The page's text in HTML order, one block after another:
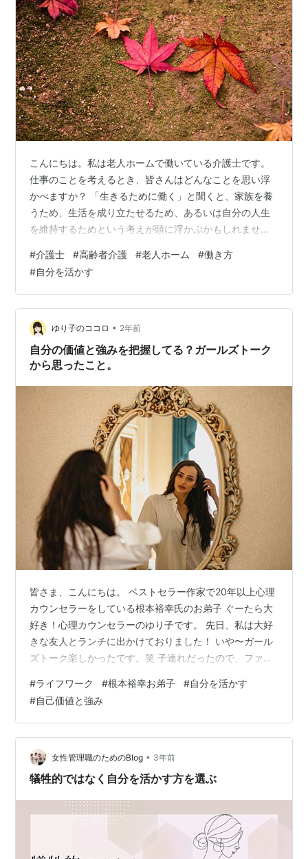
こんにちは。私は老人ホームで働いている介護士です。
仕事のことを考えるとき、皆さんはどんなことを思い浮
かべますか？ 「生きるために働く」と聞くと、家族を養
うため、生活を成り立たせるため、あるいは自分の人生
を維持するためという考えが頭に浮かぶかもしれませ
もあります。それは、自分の個性や能力を最大限に発揮
し、働くことで自分らしさを見つけていく生き方です。
この2つの視点は、一見すると対立しているように感じら
れるかもしれません。しかし、日々の仕事を通じて私
は、この2つが決して相反するものではないと気づきまし
た。むしろ、どちらも大切で、どちらか一方だけ…
#介護士 #高齢者介護 #老人ホーム #働き方
#自分を活かす
ゆり子のココロ • 2年前
自分の価値と強みを把握してる？ガールズトーク
から思ったこと。
皆さま、こんにちは。 ベストセラー作家で20年以上心理
カウンセラーをしている根本裕幸氏のお弟子 ぐーたら大
好き！心理カウンセラーのゆり子です。 先日、私は大好
きな友人とランチに出かけておりました！ いや〜ガール
ズトーク楽しかったです。笑 子連れだったので、ファミ
リキャリ系自立系武闘派女子です。 いつも忙しく動き回
っていて、前世はマグロ？🐟と思うくらいエネルギッシ
ュ！笑 競争の激しい世界で男性たちと肩を並べて仕事を
し、周囲の人が羨ましがるポジションにまで上りつめた
人です。 私は、彼女のことをとてもとても尊敬していま
す。 そして順調そうに見えます…
#ライフワーク #根本裕幸お弟子 #自分を活かす
#自己価値と強み
女性管理職のためのBlog • 3年前
犠牲的ではなく自分を活かす方を選ぶ